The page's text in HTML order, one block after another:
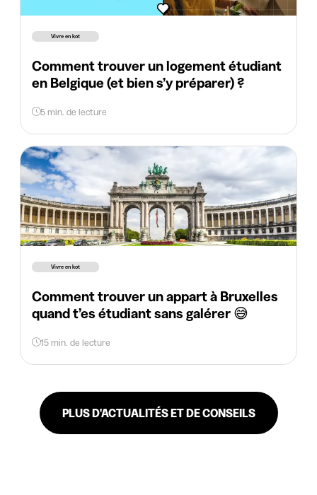
Vivre en kot
Comment trouver un logement étudiant
en Belgique (et bien s’y préparer) ?
5 min. de lecture
Vivre en kot
Comment trouver un appart à Bruxelles
quand t’es étudiant sans galérer 😅
15 min. de lecture
PLUS D'ACTUALITÉS ET DE CONSEILS